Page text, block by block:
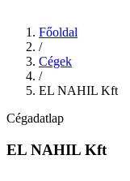
Főoldal
/
Cégek
/
EL NAHIL Kft
Cégadatlap
EL NAHIL Kft